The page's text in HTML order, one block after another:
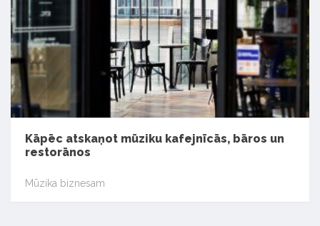
Kāpēc atskaņot mūziku kafejnīcās, bāros un
restorānos
Mūzika biznesam